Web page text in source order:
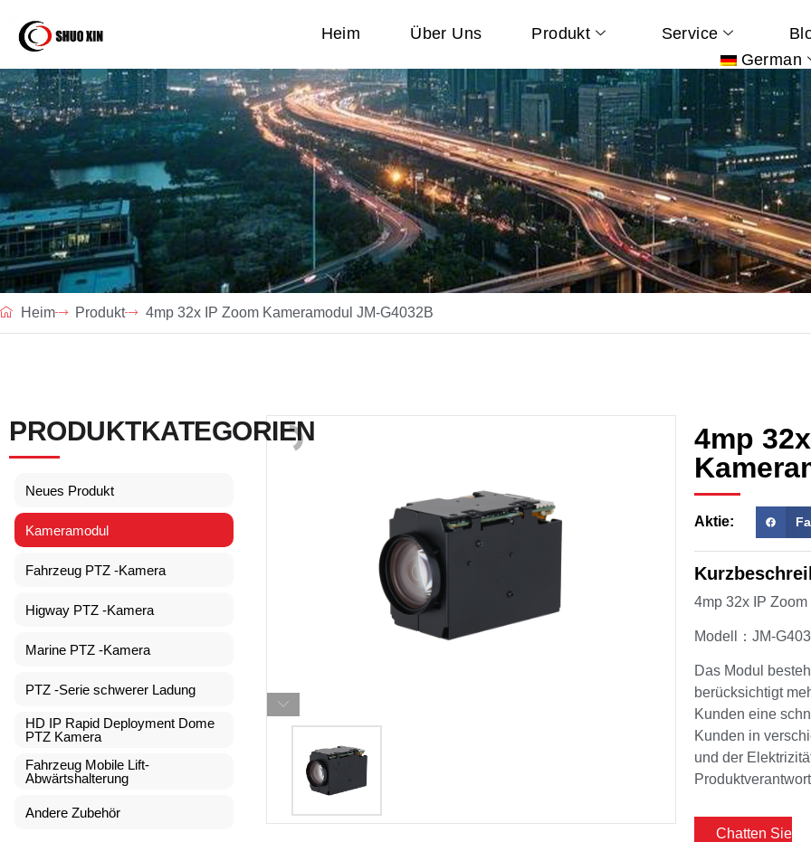
Heim Über Uns Produkt Service
German
Heim Produkt 4mp 32x IP Zoom Kameramodul JM-G4032B
PRODUKTKATEGORIEN
Neues Produkt
Kameramodul
Fahrzeug PTZ -Kamera
Higway PTZ -Kamera
Marine PTZ -Kamera
PTZ -Serie schwerer Ladung
HD IP Rapid Deployment Dome
PTZ Kamera
Fahrzeug Mobile Lift-
Abwärtshalterung
Andere Zubehör
4mp
Aktie:
4mp 32x IP
Modell：JM-
Das Modul
berücksichtigt
Kunden eine
Kunden in
und der
Chatten Sie